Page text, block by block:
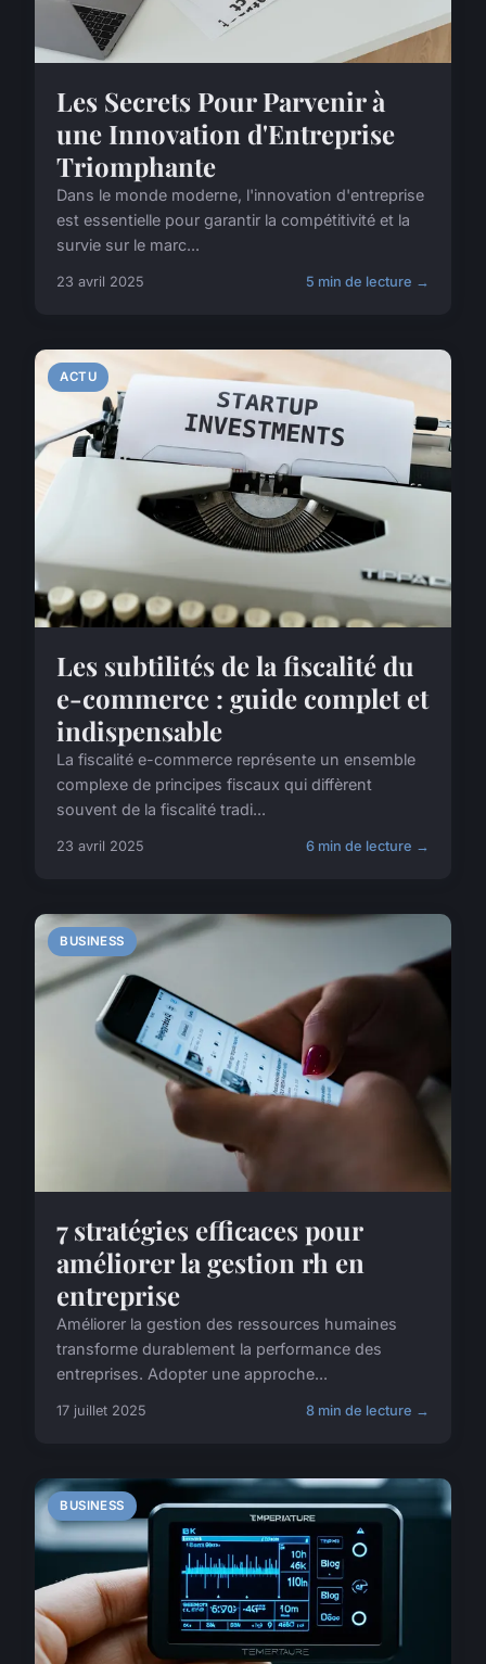
Les Secrets Pour Parvenir à
une Innovation d'Entreprise
Triomphante
Dans le monde moderne, l'innovation d'entreprise
est essentielle pour garantir la compétitivité et la
survie sur le marc...
23 avril 2025 5 min de lecture →
ACTU
Les subtilités de la fiscalité du
e-commerce : guide complet et
indispensable
La fiscalité e-commerce représente un ensemble
complexe de principes fiscaux qui diffèrent
souvent de la fiscalité tradi...
23 avril 2025 6 min de lecture →
BUSINESS
7 stratégies efficaces pour
améliorer la gestion rh en
entreprise
Améliorer la gestion des ressources humaines
transforme durablement la performance des
entreprises. Adopter une approche...
17 juillet 2025 8 min de lecture →
BUSINESS